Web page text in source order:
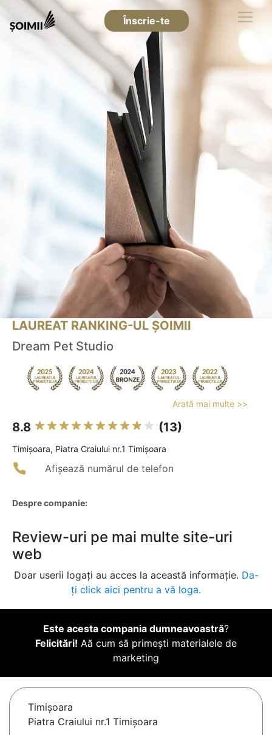
Înscrie-te
LAUREAT RANKING-UL ȘOIMII
Dream Pet Studio
Arată mai multe >>
8.8 (13)
Timişoara, Piatra Craiului nr.1 Timișoara
Afișează numărul de telefon
Despre companie:
Review-uri pe mai multe site-uri
web
Doar userii logați au acces la această informație. Da-
ți click aici pentru a vă loga.
Este acesta compania dumneavoastră?
Felicitări! Aă cum să primești materialele de
marketing
Timişoara
Piatra Craiului nr.1 Timișoara